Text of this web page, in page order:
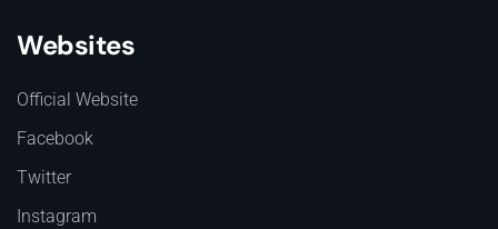
Websites
Official Website
Facebook
Twitter
Instagram